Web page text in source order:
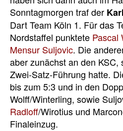
Sonntagmorgen traf der
Dart Team Köln 1. Für das
Nordstaffel punktete Pascal
Mensur Suljovic. Die
aber zunächst an den KSC,
Zwei-Satz-Führung hatte.
bis zum 5:3 und in den
Wolff/Winterling, sowie
Radloff/Wirotius und
Finaleinzug.